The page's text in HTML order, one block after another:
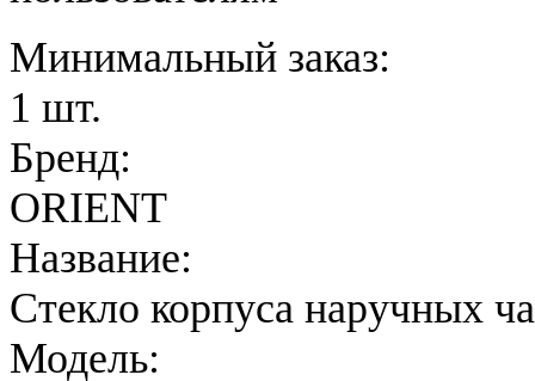
Минимальный заказ:
1 шт.
Бренд:
ORIENT
Название:
Стекло корпуса наручных
Модель: